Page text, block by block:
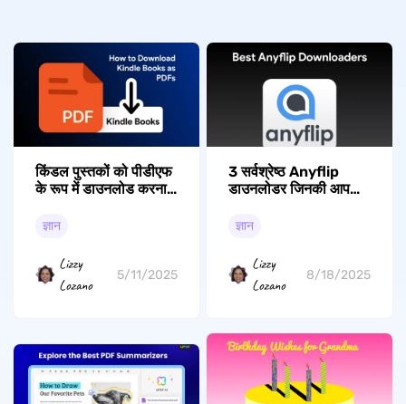
किंडल पुस्तकों को पीडीएफ
के रूप में डाउनलोड करना:
गाइड
ज्ञान
Lizzy
Lozano
5/11/2025
3 सर्वश्रेष्ठ Anyflip
डाउनलोडर जिनकी आपको
ज्ञान
Lizzy
Lozano
8/18/2025